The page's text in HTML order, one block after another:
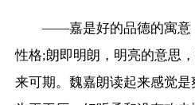
——嘉是好的品德的寓意
性格;朗即明朗，明亮的意思
来可期。魏嘉朗读起来感觉